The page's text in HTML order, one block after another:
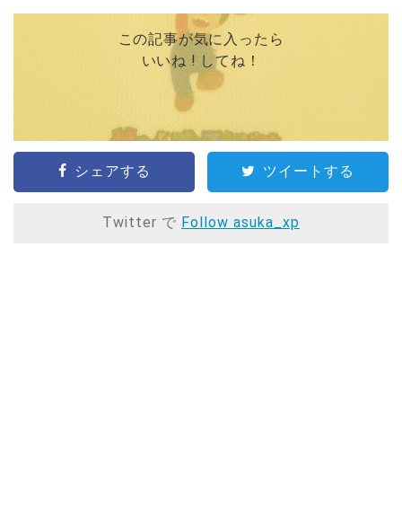
この記事が気に入ったら
いいね ! してね！
シェアする ツイートする
Twitter で Follow asuka_xp